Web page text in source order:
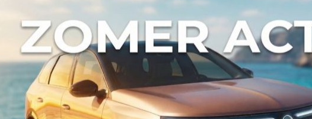
Losse pagina's
Disclaimer
Privacy
Voorwaarden
Cookieverklaring